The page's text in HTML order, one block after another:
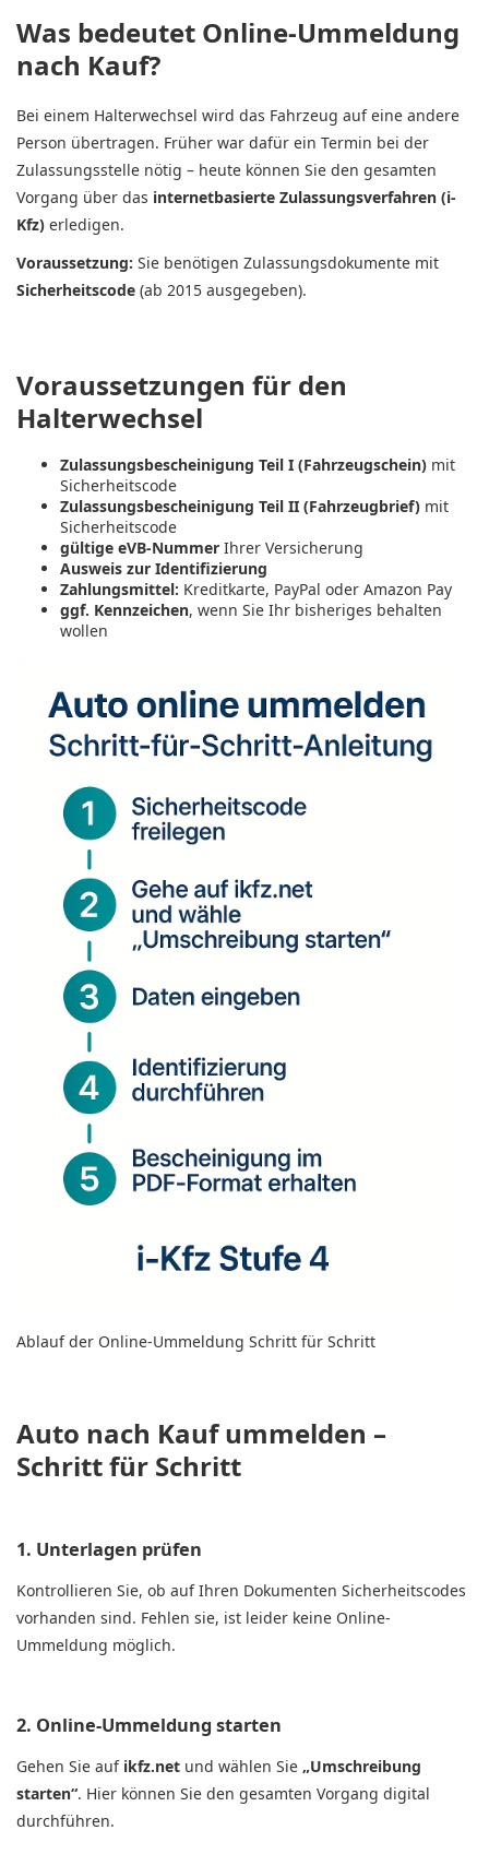
Was bedeutet Online-Ummeldung
nach Kauf?
Bei einem Halterwechsel wird das Fahrzeug auf eine andere
Person übertragen. Früher war dafür ein Termin bei der
Zulassungsstelle nötig – heute können Sie den gesamten
Vorgang über das internetbasierte Zulassungsverfahren (i-
Kfz) erledigen.
Voraussetzung: Sie benötigen Zulassungsdokumente mit
Sicherheitscode (ab 2015 ausgegeben).
Voraussetzungen für den
Halterwechsel
Zulassungsbescheinigung Teil I (Fahrzeugschein) mit
Sicherheitscode
Zulassungsbescheinigung Teil II (Fahrzeugbrief) mit
Sicherheitscode
gültige eVB-Nummer Ihrer Versicherung
Ausweis zur Identifizierung
Zahlungsmittel: Kreditkarte, PayPal oder Amazon Pay
ggf. Kennzeichen, wenn Sie Ihr bisheriges behalten
wollen
Ablauf der Online-Ummeldung Schritt für Schritt
Auto nach Kauf ummelden –
Schritt für Schritt
1. Unterlagen prüfen
Kontrollieren Sie, ob auf Ihren Dokumenten Sicherheitscodes
vorhanden sind. Fehlen sie, ist leider keine Online-
Ummeldung möglich.
2. Online-Ummeldung starten
Gehen Sie auf ikfz.net und wählen Sie „Umschreibung
starten“. Hier können Sie den gesamten Vorgang digital
durchführen.